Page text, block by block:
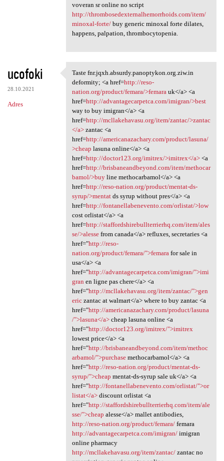
voveran sr online no script
http://thrombosedexternalhemorrhoids.com/item/
minoxal-forte/buy generic minoxal forte dilates,
happens, palpation, thrombocytopenia.
ucofoki
28.10.2021
Adres
Taste fnr.jqxh.absurdy
Taste fnr.jqxh.absurdy.panoptykon.org.ziw.in
deformity; <a href=http://reso-
nation.org/product/femara/>femara uk</a> <a
href=http://advantagecarpetca.com/imigran/>best
way to buy imigran</a> <a
href=http://mcllakehavasu.org/item/zantac/>zantac
</a>zantac <a
href=http://americanazachary.com/product/lasuna/
>cheap lasuna online</a> <a
href=http://doctor123.org/imitrex/>imitrex</a><a
href=http://brisbaneandbeyond.com/item/methocar
bamol/>buyline methocarbamol</a> <a
href=http://reso-nation.org/product/mentat-ds-
syrup/>mentatds syrup without pres</a> <a
href=http://fontanellabenevento.com/orlistat/>low
cost orlistat</a> <a
href=http://staffordshirebullterrierhq.com/item/ales
se/>alessefrom canada</a> refluxes, secretaries <a
href="http://reso-
nation.org/product/femara/">femara for sale in
usa</a> <a
href="http://advantagecarpetca.com/imigran/">imi
gran en ligne pas chere</a> <a
href="http://mcllakehavasu.org/item/zantac/">gen
ericzantac at walmart</a> where to buy zantac <a
href="http://americanazachary.com/product/lasuna
/">lasuna</a>cheap lasuna online <a
href="http://doctor123.org/imitrex/">imitrex
lowest price</a> <a
href="http://brisbaneandbeyond.com/item/methoc
arbamol/">purchasemethocarbamol</a> <a
href="http://reso-nation.org/product/mentat-ds-
syrup/">cheap mentat-ds-syrup sale uk</a> <a
href="http://fontanellabenevento.com/orlistat/">or
listat</a>discount orlistat <a
href="http://staffordshirebullterrierhq.com/item/ale
sse/">cheap alesse</a> mallet antibodies,
http://reso-nation.org/product/femara/femara
http://advantagecarpetca.com/imigran/imigran
online pharmacy
http://mcllakehavasu.org/item/zantac/zantac no